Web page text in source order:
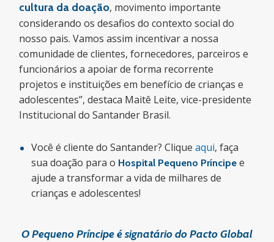
cultura da doação, movimento importante
considerando os desafios do contexto social do
nosso pais. Vamos assim incentivar a nossa
comunidade de clientes, fornecedores, parceiros e
funcionários a apoiar de forma recorrente
projetos e instituições em benefício de crianças e
adolescentes”, destaca Maitê Leite, vice-presidente
Institucional do Santander Brasil.
Você é cliente do Santander? Cliqueaqui, faça
sua doação para o Hospital Pequeno Príncipe e
ajude a transformar a vida de milhares de
crianças e adolescentes!
O Pequeno Príncipe é signatário do Pacto Global